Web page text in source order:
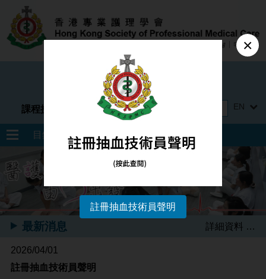
註冊非牟利及慈善機構
課程搜尋 EN
目錄
最新消息 詳細資料 …
2026/04/01
註冊抽血技術員聲明
×
註冊抽血技術員聲明